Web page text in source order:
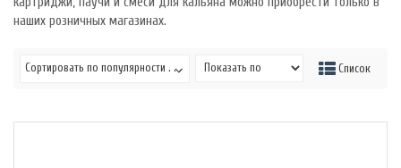
наших розничных магазинах.
Сортировать по популярности . . . Сетка Список